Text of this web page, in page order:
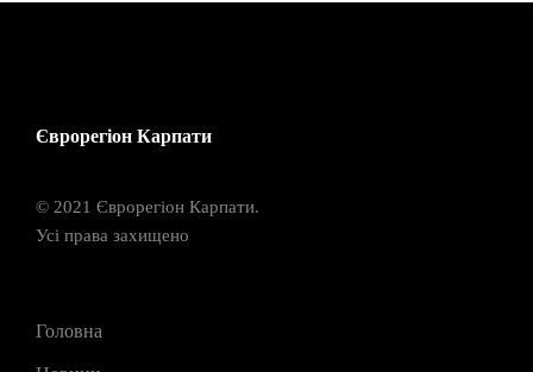
Єврорегіон Карпати
© 2021 Єврорегіон Карпати.
Усі права захищено
Головна